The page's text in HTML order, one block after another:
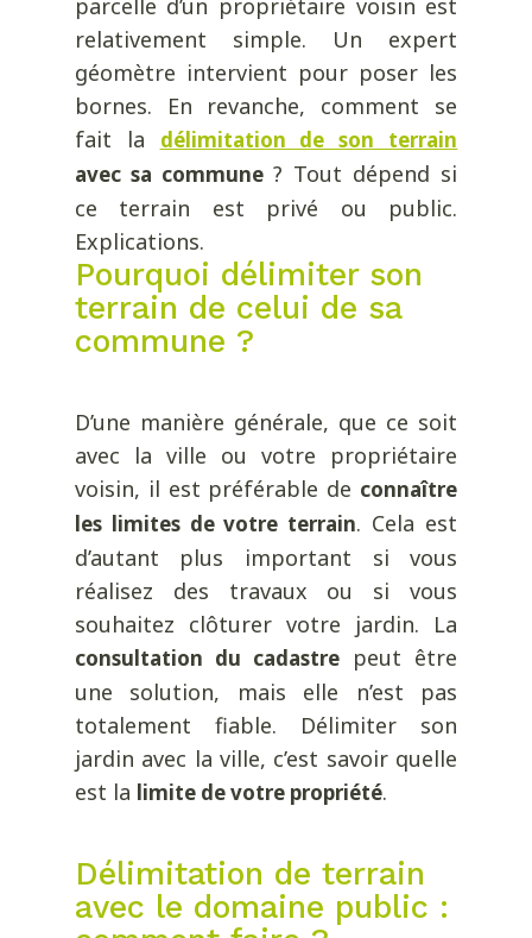
parcelle d’un propriétaire voisin est
relativement simple. Un expert
géomètre intervient pour poser les
bornes. En revanche, comment se
fait la délimitation de son terrain
avec sa commune? Tout dépend si
ce terrain est privé ou public.
Explications.
Pourquoi délimiter son
terrain de celui de sa
commune ?
D’une manière générale, que ce soit
avec la ville ou votre propriétaire
voisin, il est préférable de connaître
les limites de votre terrain. Cela est
d’autant plus important si vous
réalisez des travaux ou si vous
souhaitez clôturer votre jardin. La
consultation du cadastre peut être
une solution, mais elle n’est pas
totalement fiable. Délimiter son
jardin avec la ville, c’est savoir quelle
est la limite de votre propriété.
Délimitation de terrain
avec le domaine public :